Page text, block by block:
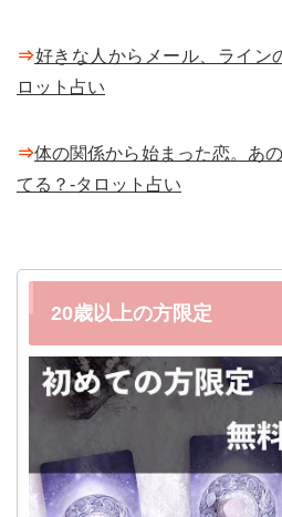
⇒好きな人からメール、ライン
ロット占い
⇒体の関係から始まった恋。あ
てる？-タロット占い
20歳以上の方限定